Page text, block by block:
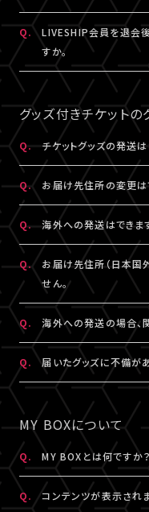
コミュニティの実施有
ト販売ページなどでご
コミュニティ機能ガイド
合は、コメント内の「報
ができます。
なお、通報機能は報告
ではございません。
Q.
LIVESHIP会員を退会後
すか。
A.
LIVESHIP会員を退会
であってもご利用・閲覧
なお、過去のコメント・
会員を退会された場合
予めご了承ください。
グッズ付きチケットの
Q. チケットグッズの発送
A.
公演・券種により異なり
「マイページ」内「チ
す。
※チケットグッズの発送
メールが配信されます。
通信の関係上、メール
「マイページ」内「チケ
Q. お届け先住所の変更は
A.
購入後、「マイページ」
荷準備前」の場合に変更
※発送先が日本国外の
めご了承ください。
Q. 海外への発送はできま
A.
公演・券種により異なり
い。
日本国外の郵便番号を
わらずシステムの仕様
その場合は、末尾1桁
お試しください。
なお、日本国外への配
DHLが配送対象として
予め、ご了承ください。
Q.
お届け先住所（日本国
せん。
A.
日本国外の郵便番号を
番号を入力しているに
その場合は、末尾1桁
お試しください。
Q. 海外への発送の場合、
A.
関税はお客様ご自身
の判断によります。
また、現地税関での商
の責任を負いかねます。
DHLにおきましては現
さい。
http://
Q. 届いたグッズに不備があ
A.
お手数ですが、詳細を
りお問い合わせください。
グッズ配送・お届け済
【A!SMART お問い合わ
https://
MY BOXについて
Q. MY BOXとは何ですか？
A.
ご購入の視聴チケット
コンテンツが配信される
Q. コンテンツが表示され